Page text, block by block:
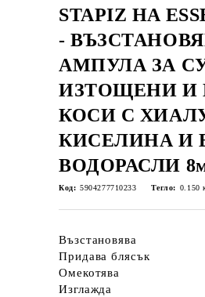
STAPIZ HA
-
АМПУЛА ЗА
ИЗТОЩЕНИ И
КОСИ С
КИСЕЛИНА И
ВОДОРАСЛИ
Код: 5904277710233 Тегло: 0.150
Възстановява
Придава блясък
Омекотява
Изглажда